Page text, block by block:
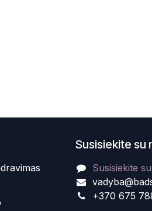
Susisiekite su
Susisiekite
+370 675